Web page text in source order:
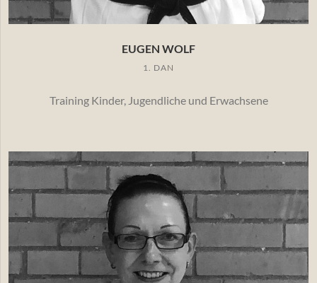
EUGEN WOLF
1. DAN
Training Kinder, Jugendliche und Erwachsene